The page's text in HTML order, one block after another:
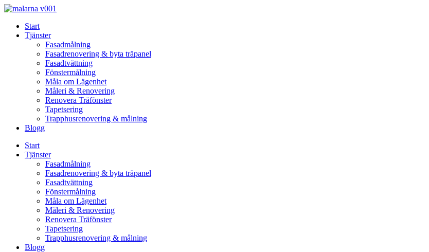
Skip
contentStart
Tjänster
Fasadmålning
Fasadrenovering & byta träpanel
Fasadtvättning
Fönstermålning
Måla om Lägenhet
Måleri & Renovering
Renovera Träfönster
Tapetsering
Trapphusrenovering & målning
Blogg
Start
Tjänster
Fasadmålning
Fasadrenovering & byta träpanel
Fasadtvättning
Fönstermålning
Måla om Lägenhet
Måleri & Renovering
Renovera Träfönster
Tapetsering
Trapphusrenovering & målning
Blogg